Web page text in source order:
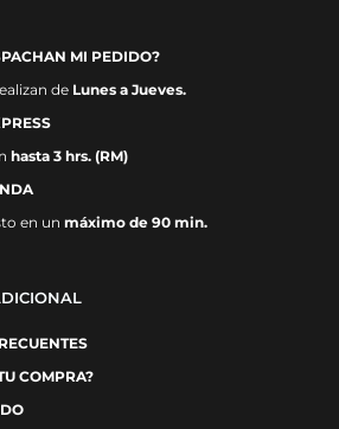
MI PEDIDO?
de Lunes a Jueves.
hasta 3 hrs. (RM)
en un máximo de 90 min.
COMPRA?